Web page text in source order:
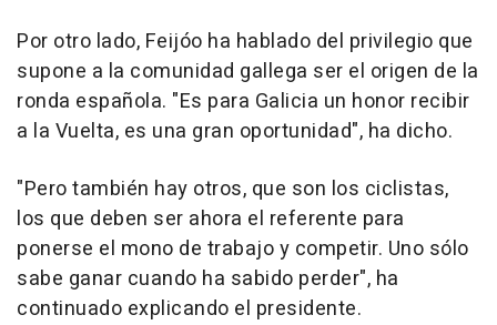
Por otro lado, Feijóo ha hablado del privilegio que
supone a la comunidad gallega ser el origen de la
ronda española. "Es para Galicia un honor recibir
a la Vuelta, es una gran oportunidad", ha dicho.
"Pero también hay otros, que son los ciclistas,
los que deben ser ahora el referente para
ponerse el mono de trabajo y competir. Uno sólo
sabe ganar cuando ha sabido perder", ha
continuado explicando el presidente.